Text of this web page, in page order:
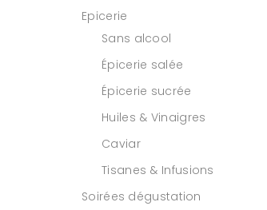
Epicerie
Sans alcool
Épicerie salée
Épicerie sucrée
Huiles & Vinaigres
Caviar
Tisanes & Infusions
Soirées dégustation